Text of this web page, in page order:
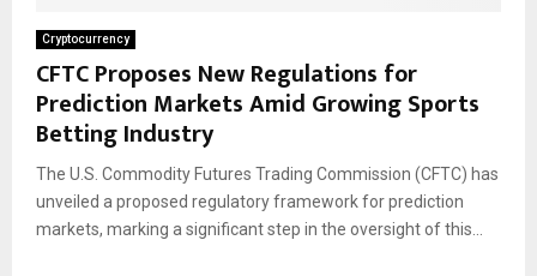
Cryptocurrency
CFTC Proposes New Regulations for
Prediction Markets Amid Growing Sports
Betting Industry
The U.S. Commodity Futures Trading Commission (CFTC) has
unveiled a proposed regulatory framework for prediction
markets, marking a significant step in the oversight of this...